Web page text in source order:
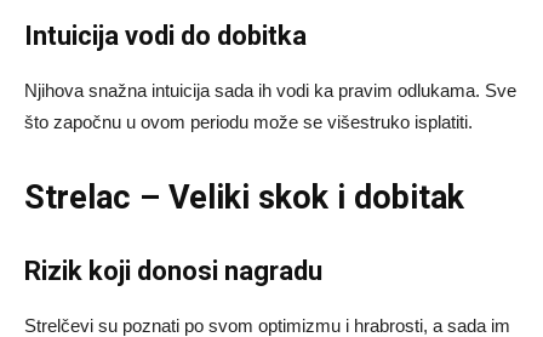
Intuicija vodi do dobitka
Njihova snažna intuicija sada ih vodi ka pravim odlukama. Sve
što započnu u ovom periodu može se višestruko isplatiti.
Strelac – Veliki skok i dobitak
Rizik koji donosi nagradu
Strelčevi su poznati po svom optimizmu i hrabrosti, a sada im